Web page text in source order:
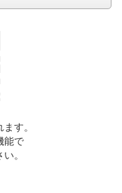
す。
能で
。